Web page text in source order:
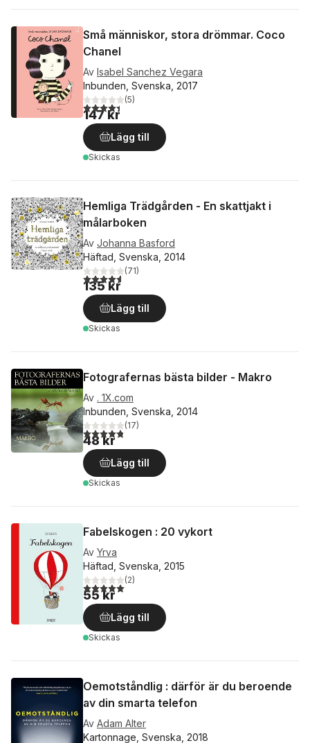
Små människor, stora drömmar. Coco
Chanel
Av Isabel Sanchez Vegara
Inbunden, Svenska, 2017
4,4utav 5 stjärnor. Totalt antal röster:
(5)
147 kr
Lägg till
Skickas
Hemliga Trädgården - En skattjakt i
målarboken
Av Johanna Basford
Häftad, Svenska, 2014
4,6utav 5 stjärnor. Totalt antal röster:
(71)
135 kr
Lägg till
Skickas
Fotografernas bästa bilder - Makro
Av . 1X.com
Inbunden, Svenska, 2014
4,8utav 5 stjärnor. Totalt antal röster:
(17)
48 kr
Lägg till
Skickas
Fabelskogen : 20 vykort
Av Yrva
Häftad, Svenska, 2015
5,0utav 5 stjärnor. Totalt antal röster:
(2)
55 kr
Lägg till
Skickas
Oemotståndlig : därför är du beroende
av din smarta telefon
Av Adam Alter
Kartonnage, Svenska, 2018